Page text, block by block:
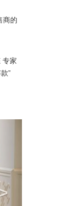
商的
专家
”
>